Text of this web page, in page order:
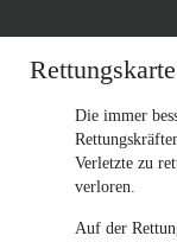
Die immer
Verletzte zu
verloren.
Auf der